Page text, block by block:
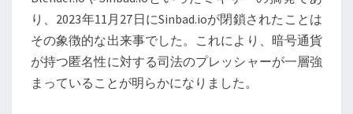
ッ
ト
コ
イ
ン
り、2023年11月27日にSinbad.ioが閉鎖されたことは
その象徴的な出来事でした。これにより、暗号通貨
が持つ匿名性に対する司法のプレッシャーが一層強
まっていることが明らかになりました。